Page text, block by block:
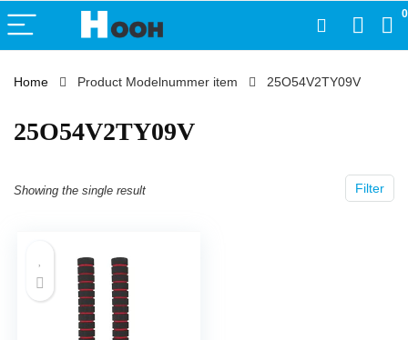
0
Home Product Modelnummer item ‎25O54V2TY09V
‎25O54V2TY09V
Filter
Showing the single result